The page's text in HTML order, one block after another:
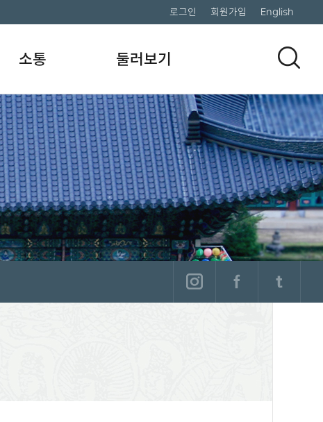
로그인 회원가입 English
소통 둘러보기